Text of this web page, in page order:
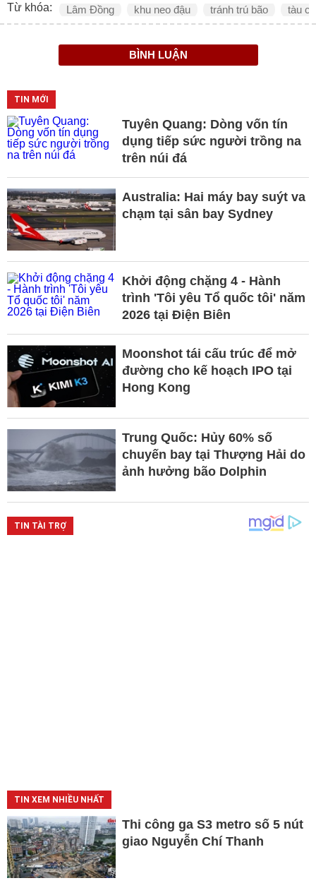
Từ khóa: Lâm Đồng khu neo đậu tránh trú bão tàu cá
BÌNH LUẬN
TIN MỚI
Tuyên Quang: Dòng vốn tín
dụng tiếp sức người trồng na
trên núi đá
Australia: Hai máy bay suýt va
chạm tại sân bay Sydney
Khởi động chặng 4 - Hành
trình 'Tôi yêu Tổ quốc tôi' năm
2026 tại Điện Biên
Moonshot tái cấu trúc để mở
đường cho kế hoạch IPO tại
Hong Kong
Trung Quốc: Hủy 60% số
chuyến bay tại Thượng Hải do
ảnh hưởng bão Dolphin
TIN XEM NHIỀU NHẤT
Thi công ga S3 metro số 5 nút
giao Nguyễn Chí Thanh